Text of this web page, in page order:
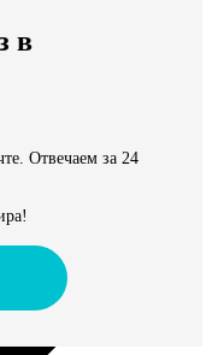
в
Отвечаем за 24